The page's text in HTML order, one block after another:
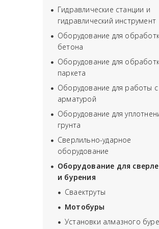
Гидравлические станции и
гидравлический инструмент
Оборудование для
бетона
Оборудование для
паркета
Оборудование для работы с
арматурой
Оборудование для
грунта
Сверлильно-ударное
оборудование
Оборудование для
и бурения
Сваектруты
Мотобуры
Установки алмазного